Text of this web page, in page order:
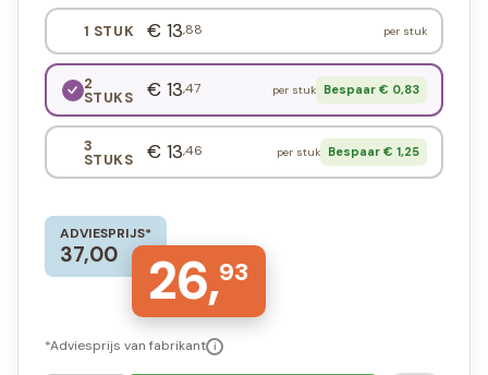
1 STUK € 13,88 per stuk
2
STUKS € 13,47 per stuk Bespaar € 0,83
3
STUKS € 13,46 per stuk Bespaar € 1,25
ADVIESPRIJS*
37,00 26,93
*Adviesprijs van fabrikant i